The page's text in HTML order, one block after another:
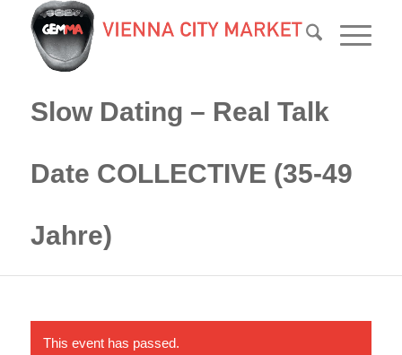
Slow Dating – Real Talk
Date COLLECTIVE (35-49
Jahre)
This event has passed.